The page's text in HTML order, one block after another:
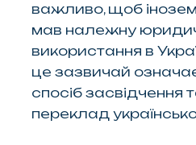
важливо, щоб
мав належну
використання в
це зазвичай
спосіб засвідчення
переклад